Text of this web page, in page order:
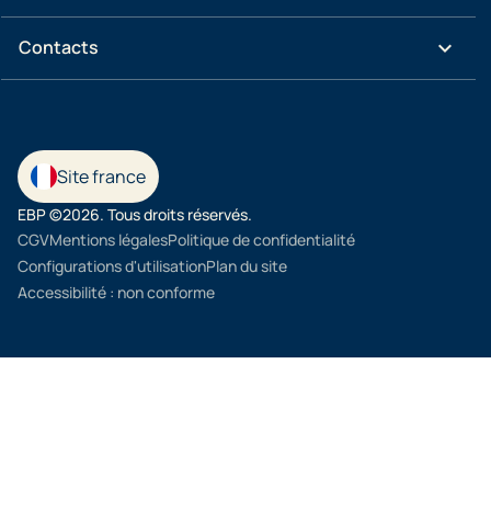
Contacts keyboard_arrow_down
Site france
EBP ©2026. Tous droits réservés.
CGVMentions légalesPolitique de confidentialité
Configurations d'utilisationPlan du site
Accessibilité : non conforme